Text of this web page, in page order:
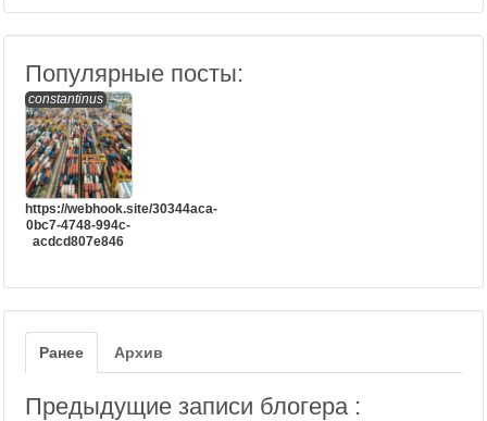
Популярные посты:
constantinus
https://webhook.site/30344aca-
0bc7-4748-994c-
acdcd807e846
Ранее Архив
Предыдущие записи блогера :